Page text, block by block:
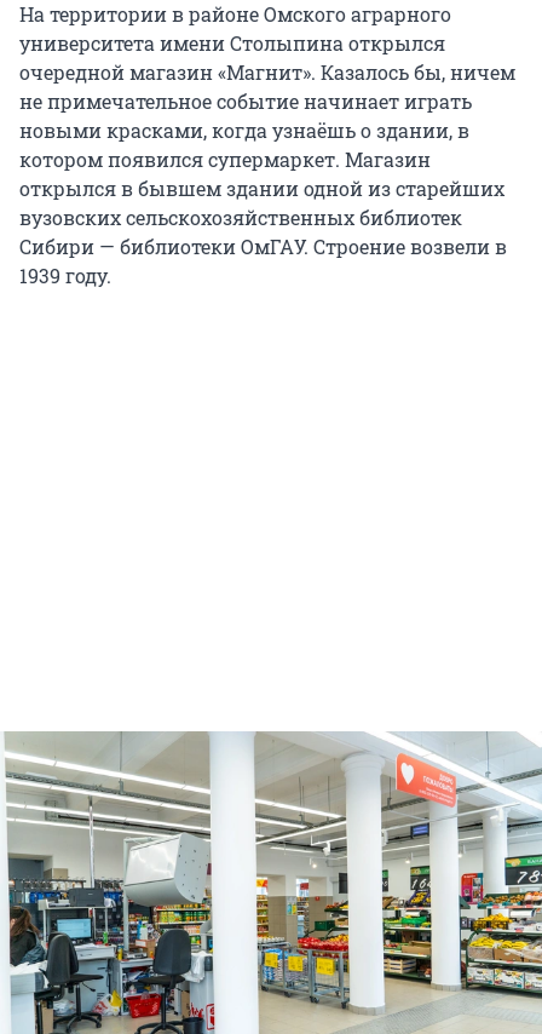
На территории в районе Омского аграрного
университета имени Столыпина открылся
очередной магазин «Магнит». Казалось бы, ничем
не примечательное событие начинает играть
новыми красками, когда узнаёшь о здании, в
котором появился супермаркет. Магазин
открылся в бывшем здании одной из старейших
вузовских сельскохозяйственных библиотек
Сибири — библиотеки ОмГАУ. Строение возвели в
1939 году.